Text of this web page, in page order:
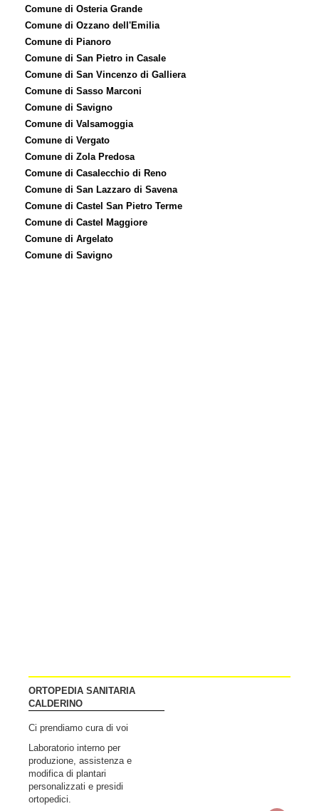
Comune di Osteria Grande
Comune di Ozzano dell'Emilia
Comune di Pianoro
Comune di San Pietro in Casale
Comune di San Vincenzo di Galliera
Comune di Sasso Marconi
Comune di Savigno
Comune di Valsamoggia
Comune di Vergato
Comune di Zola Predosa
Comune di Casalecchio di Reno
Comune di San Lazzaro di Savena
Comune di Castel San Pietro Terme
Comune di Castel Maggiore
Comune di Argelato
Comune di Savigno
ORTOPEDIA SANITARIA
CALDERINO
Ci prendiamo cura di voi
Laboratorio interno per
produzione, assistenza e
modifica di plantari
personalizzati e presidi
ortopedici.